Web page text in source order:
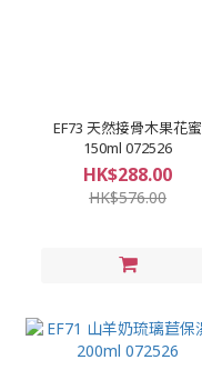
EF73 天然接骨木果花蜜
150ml 072526
HK$288.00
HK$576.00